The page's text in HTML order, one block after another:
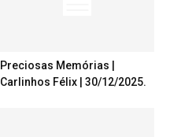
Preciosas Memórias |
Carlinhos Félix | 30/12/2025.